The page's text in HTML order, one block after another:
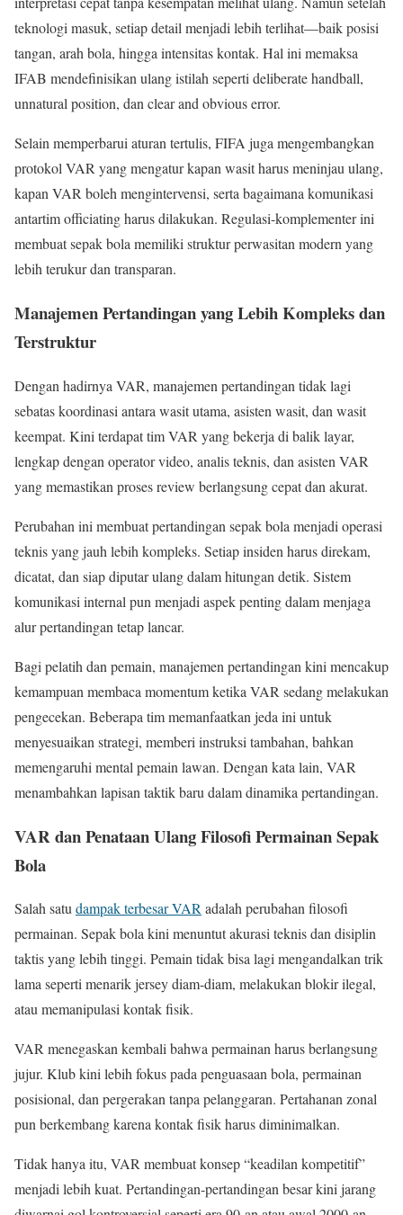
teknologi masuk, setiap detail menjadi lebih terlihat—baik posisi
tangan, arah bola, hingga intensitas kontak. Hal ini memaksa
IFAB mendefinisikan ulang istilah seperti deliberate handball,
unnatural position, dan clear and obvious error.
Selain memperbarui aturan tertulis, FIFA juga mengembangkan
protokol VAR yang mengatur kapan wasit harus meninjau ulang,
kapan VAR boleh mengintervensi, serta bagaimana komunikasi
antartim officiating harus dilakukan. Regulasi-komplementer ini
membuat sepak bola memiliki struktur perwasitan modern yang
lebih terukur dan transparan.
Manajemen Pertandingan yang Lebih Kompleks dan
Terstruktur
Dengan hadirnya VAR, manajemen pertandingan tidak lagi
sebatas koordinasi antara wasit utama, asisten wasit, dan wasit
keempat. Kini terdapat tim VAR yang bekerja di balik layar,
lengkap dengan operator video, analis teknis, dan asisten VAR
yang memastikan proses review berlangsung cepat dan akurat.
Perubahan ini membuat pertandingan sepak bola menjadi operasi
teknis yang jauh lebih kompleks. Setiap insiden harus direkam,
dicatat, dan siap diputar ulang dalam hitungan detik. Sistem
komunikasi internal pun menjadi aspek penting dalam menjaga
alur pertandingan tetap lancar.
Bagi pelatih dan pemain, manajemen pertandingan kini mencakup
kemampuan membaca momentum ketika VAR sedang melakukan
pengecekan. Beberapa tim memanfaatkan jeda ini untuk
menyesuaikan strategi, memberi instruksi tambahan, bahkan
memengaruhi mental pemain lawan. Dengan kata lain, VAR
menambahkan lapisan taktik baru dalam dinamika pertandingan.
VAR dan Penataan Ulang Filosofi Permainan Sepak
Bola
Salah satudampak terbesar VARadalah perubahan filosofi
permainan. Sepak bola kini menuntut akurasi teknis dan disiplin
taktis yang lebih tinggi. Pemain tidak bisa lagi mengandalkan trik
lama seperti menarik jersey diam-diam, melakukan blokir ilegal,
atau memanipulasi kontak fisik.
VAR menegaskan kembali bahwa permainan harus berlangsung
jujur. Klub kini lebih fokus pada penguasaan bola, permainan
posisional, dan pergerakan tanpa pelanggaran. Pertahanan zonal
pun berkembang karena kontak fisik harus diminimalkan.
Tidak hanya itu, VAR membuat konsep “keadilan kompetitif”
menjadi lebih kuat. Pertandingan-pertandingan besar kini jarang